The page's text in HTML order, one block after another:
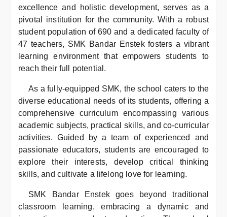
excellence and holistic development, serves as a
pivotal institution for the community. With a robust
student population of 690 and a dedicated faculty of
47 teachers, SMK Bandar Enstek fosters a vibrant
learning environment that empowers students to
reach their full potential.
As a fully-equipped SMK, the school caters to the
diverse educational needs of its students, offering a
comprehensive curriculum encompassing various
academic subjects, practical skills, and co-curricular
activities. Guided by a team of experienced and
passionate educators, students are encouraged to
explore their interests, develop critical thinking
skills, and cultivate a lifelong love for learning.
SMK Bandar Enstek goes beyond traditional
classroom learning, embracing a dynamic and